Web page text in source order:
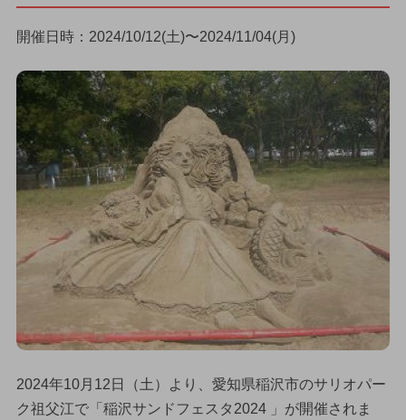
開催日時：2024/10/12(土)〜2024/11/04(月)
2024年10月12日（土）より、愛知県稲沢市のサリオパー
ク祖父江で「稲沢サンドフェスタ2024 」が開催されま